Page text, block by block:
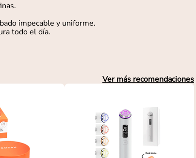
impecable y uniforme.
todo el día.
Ver más recomendaciones